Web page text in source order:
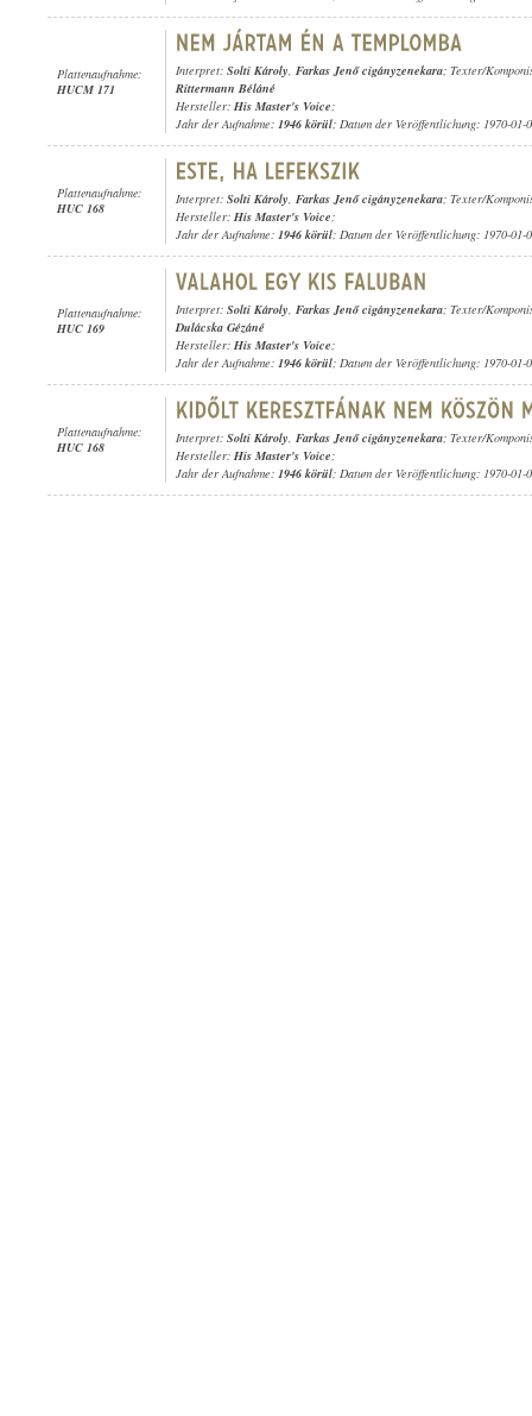
Plattenaufnahme:
HUCM 171
Interpret: Solti Károly, Farkas Jenő cigányzenekara; Texter/
Rittermann Béláné
Hersteller: His Master's Voice;
Jahr der Aufnahme: 1946 körül; Datum der Veröffentlichung: 1970-01-
Plattenaufnahme:
HUC 168
Interpret: Solti Károly, Farkas Jenő cigányzenekara; Texter/
Hersteller: His Master's Voice;
Jahr der Aufnahme: 1946 körül; Datum der Veröffentlichung: 1970-01-
Plattenaufnahme:
HUC 169
Interpret: Solti Károly, Farkas Jenő cigányzenekara; Texter/
Dulácska Gézáné
Hersteller: His Master's Voice;
Jahr der Aufnahme: 1946 körül; Datum der Veröffentlichung: 1970-01-
Plattenaufnahme:
HUC 168
Interpret: Solti Károly, Farkas Jenő cigányzenekara; Texter/
Hersteller: His Master's Voice;
Jahr der Aufnahme: 1946 körül; Datum der Veröffentlichung: 1970-01-